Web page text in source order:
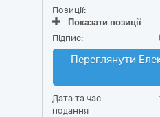
Позиції:
Показати позиції
Підпис:
Переглянути
Дата та час
подання